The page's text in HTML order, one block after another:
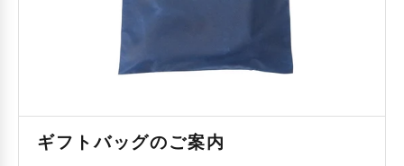
ギフトバッグのご案内